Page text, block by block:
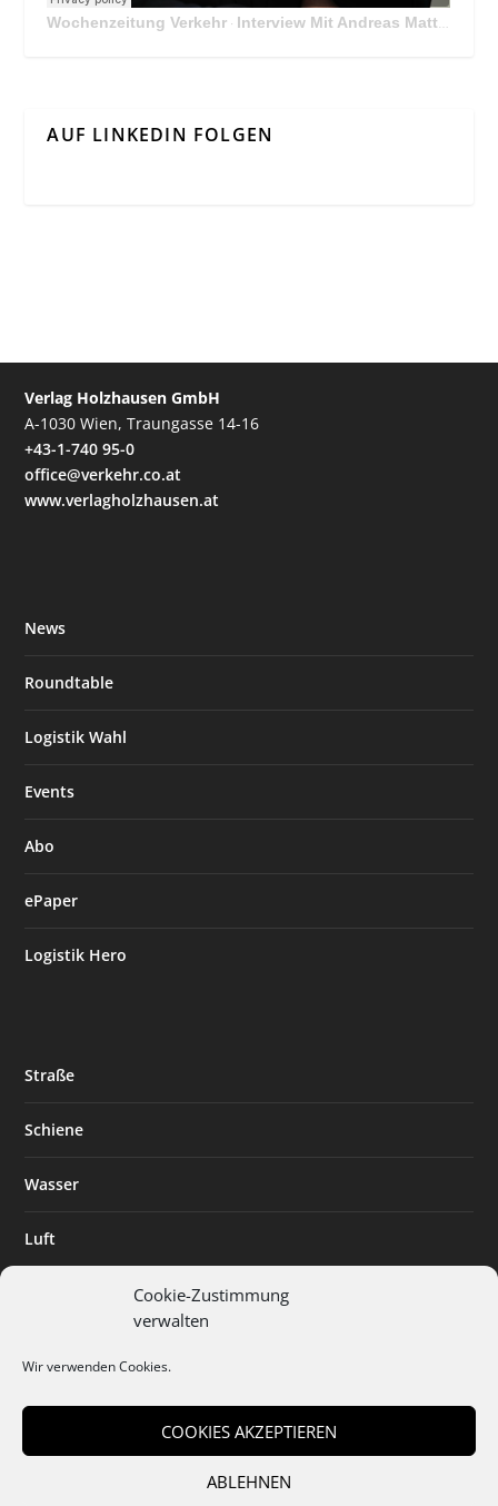
Cookie-Zustimmung
verwalten
Wir verwenden Cookies.
COOKIES AKZEPTIEREN
ABLEHNEN
Wochenzeitung Verkehr · Interview Mit Andreas Matthä, CEO der ÖBB Holding
AUF LINKEDIN FOLGEN
Verlag Holzhausen GmbH
A-1030 Wien, Traungasse 14-16
+43-1-740 95-0
office@verkehr.co.at
www.verlagholzhausen.at
News
Roundtable
Logistik Wahl
Events
Abo
ePaper
Logistik Hero
Straße
Schiene
Wasser
Luft
Digitalisierung